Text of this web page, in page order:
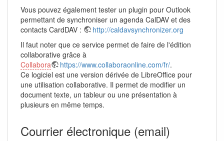
Vous pouvez également tester un plugin pour Outlook
permettant de synchroniser un agenda CalDAV et des
contacts CardDAV :
http://caldavsynchronizer.org
Il faut noter que ce service permet de faire de l'édition
collaborative grâce à
Collabora
https://www.collaboraonline.com/fr/.
Ce logiciel est une version dérivée de LibreOffice pour
une utilisation collaborative. Il permet de modifier un
document texte, un tableur ou une présentation à
plusieurs en même temps.
Courrier électronique (email)